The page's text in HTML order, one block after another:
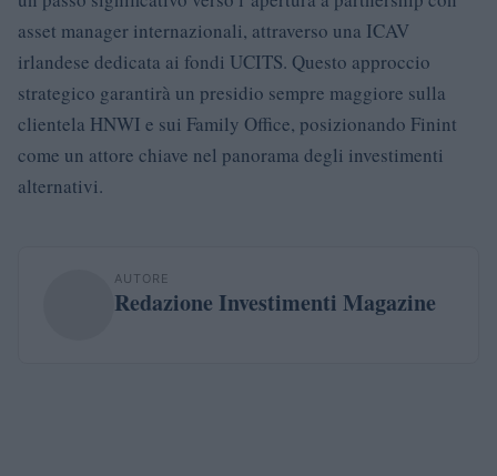
asset manager internazionali, attraverso una ICAV
irlandese dedicata ai fondi UCITS. Questo approccio
strategico garantirà un presidio sempre maggiore sulla
clientela HNWI e sui Family Office, posizionando Finint
come un attore chiave nel panorama degli investimenti
alternativi.
AUTORE
Redazione Investimenti Magazine